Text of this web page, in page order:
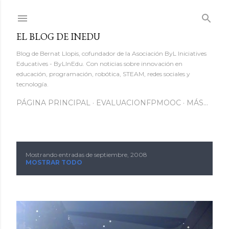
EL BLOG DE INEDU
Blog de Bernat Llopis, cofundador de la Asociación ByL Iniciatives
Educatives - ByLInEdu. Con noticias sobre innovación en
educación, programación, robótica, STEAM, redes sociales y
tecnología.
PÁGINA PRINCIPAL EVALUACIONFPMOOC MÁS…
t
Mostrando entradas de septiembre, 2008
MOSTRAR TODO